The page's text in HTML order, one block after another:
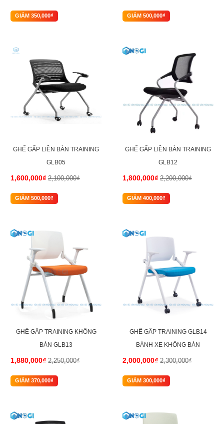
GIẢM 350,000₫ GIẢM 500,000₫
-24%
GHẾ GẤP LIỀN BÀN TRAINING
GLB05
1,600,000₫ 2,100,000₫
GIẢM 500,000₫
-18%
GHẾ GẤP LIỀN BÀN TRAINING
GLB12
1,800,000₫ 2,200,000₫
GIẢM 400,000₫
-16%
GHẾ GẤP TRAINING KHÔNG
BÀN GLB13
1,880,000₫ 2,250,000₫
GIẢM 370,000₫
-13%
GHẾ GẤP TRAINING GLB14
BÁNH XE KHÔNG BÀN
2,000,000₫ 2,300,000₫
GIẢM 300,000₫
-18% -19%